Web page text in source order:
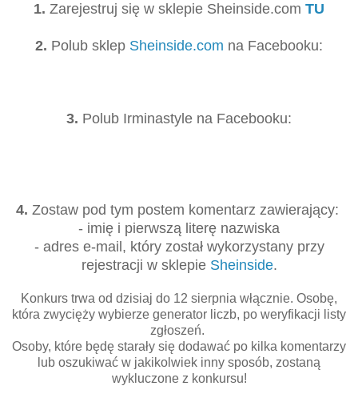
1. Zarejestruj się w sklepie Sheinside.com TU
2. Polub sklep Sheinside.com na Facebooku:
3. Polub Irminastyle na Facebooku:
4. Zostaw pod tym postem komentarz zawierający:
- imię i pierwszą literę nazwiska
- adres e-mail, który został wykorzystany przy
rejestracji w sklepie Sheinside.
Konkurs trwa od dzisiaj do 12 sierpnia włącznie. Osobę,
która zwycięży wybierze generator liczb, po weryfikacji listy
zgłoszeń.
Osoby, które będę starały się dodawać po kilka komentarzy
lub oszukiwać w jakikolwiek inny sposób, zostaną
wykluczone z konkursu!